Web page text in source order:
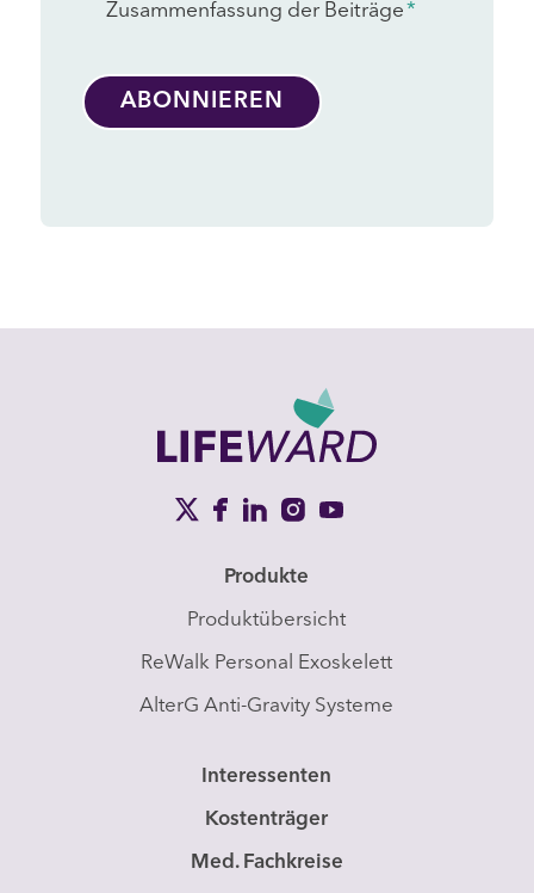
Zusammenfassung der Beiträge*
Produkte
Produktübersicht
ReWalk Personal Exoskelett
AlterG Anti-Gravity Systeme
Interessenten
Kostenträger
Med. Fachkreise